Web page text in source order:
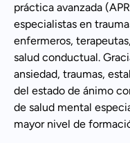
práctica avanzada
especialistas en
enfermeros,
salud conductual.
ansiedad, traumas,
del estado de ánimo
de salud mental
mayor nivel de